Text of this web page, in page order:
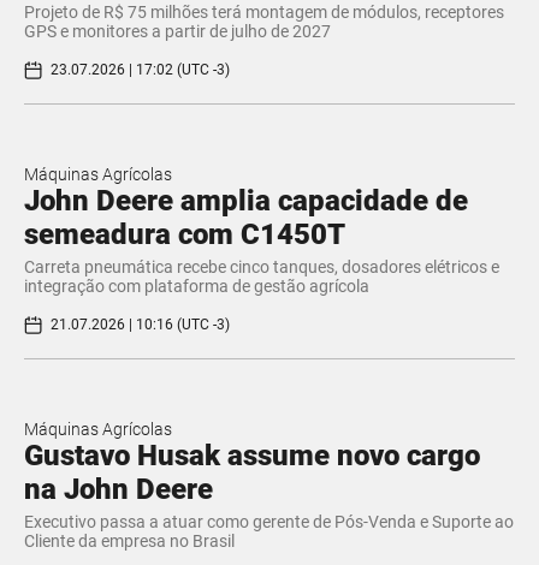
Projeto de R$ 75 milhões terá montagem de módulos, receptores
GPS e monitores a partir de julho de 2027
23.07.2026 | 17:02 (UTC -3)
Máquinas Agrícolas
John Deere amplia capacidade de
semeadura com C1450T
Carreta pneumática recebe cinco tanques, dosadores elétricos e
integração com plataforma de gestão agrícola
21.07.2026 | 10:16 (UTC -3)
Máquinas Agrícolas
Gustavo Husak assume novo cargo
na John Deere
Executivo passa a atuar como gerente de Pós-Venda e Suporte ao
Cliente da empresa no Brasil